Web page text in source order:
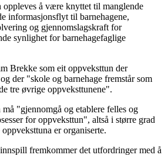
å være knyttet til manglende
informasjonsflyt til barnehagene,
og gjennomslagskraft for
synlighet for barnehagefaglige
Brekke som eit oppveksttun der
der "skole og barnehage fremstår som
tre øvrige oppveksttunene".
"gjennomgå og etablere felles og
for oppveksttun", altså i større grad
er organiserte.
fremkommer det utfordringer med å